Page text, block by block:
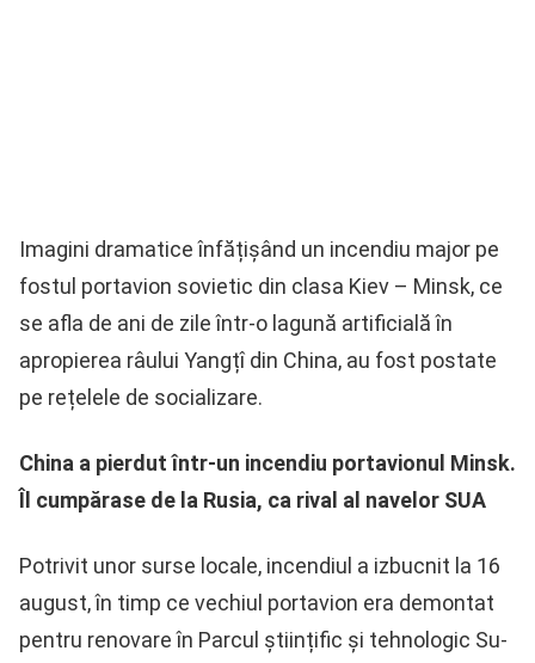
Imagini dramatice înfățișând un incendiu major pe
fostul portavion sovietic din clasa Kiev – Minsk, ce
se afla de ani de zile într-o lagună artificială în
apropierea râului Yangțî din China, au fost postate
pe rețelele de socializare.
China a pierdut într-un incendiu portavionul Minsk.
Îl cumpărase de la Rusia, ca rival al navelor SUA
Potrivit unor surse locale, incendiul a izbucnit la 16
august, în timp ce vechiul portavion era demontat
pentru renovare în Parcul științific și tehnologic Su-